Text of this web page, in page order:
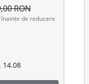
RON
de reducere
14.08